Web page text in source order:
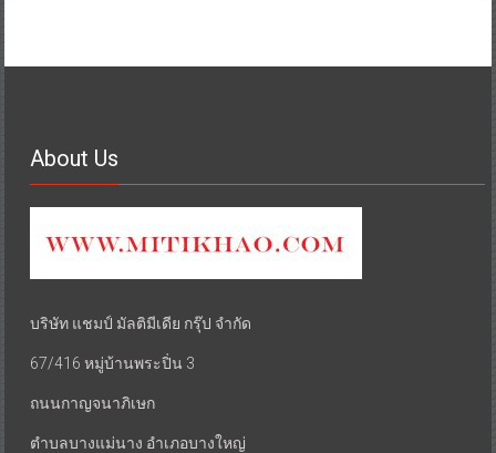
About Us
บริษัท แชมป์ มัลติมีเดีย กรุ๊ป จำกัด
67/416 หมู่บ้านพระปิ่น 3
ถนนกาญจนาภิเษก
ตำบลบางแม่นาง อำเภอบางใหญ่